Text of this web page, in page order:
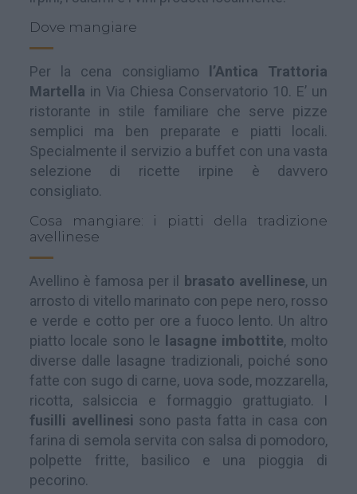
Dove mangiare
Per la cena consigliamo
l’Antica Trattoria
Martella in Via Chiesa Conservatorio 10. E’ un
ristorante in stile familiare che serve pizze
semplici ma ben preparate e piatti locali.
Specialmente il servizio a buffet con una vasta
selezione di ricette irpine è davvero
consigliato.
Cosa mangiare: i piatti della tradizione
avellinese
Avellino è famosa per il brasato avellinese, un
arrosto di vitello marinato con pepe nero, rosso
e verde e cotto per ore a fuoco lento. Un altro
piatto locale sono le
lasagne imbottite, molto
diverse dalle lasagne tradizionali, poiché sono
fatte con sugo di carne, uova sode, mozzarella,
ricotta, salsiccia e formaggio grattugiato. I
fusilli avellinesi sono pasta fatta in casa con
farina di semola servita con salsa di pomodoro,
polpette fritte, basilico e una pioggia di
pecorino.